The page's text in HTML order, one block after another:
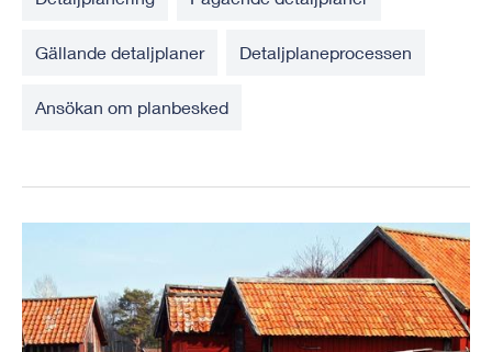
Gällande detaljplaner Detaljplaneprocessen
Ansökan om planbesked